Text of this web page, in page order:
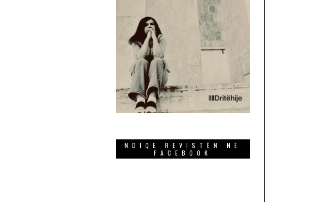
NDIQE REVISTËN NË
FACEBOOK